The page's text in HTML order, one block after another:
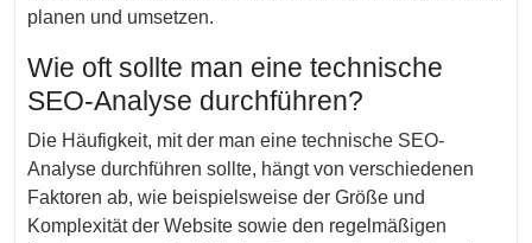
planen und umsetzen.
Wie oft sollte man eine technische
SEO-Analyse durchführen?
Die Häufigkeit, mit der man eine technische SEO-
Analyse durchführen sollte, hängt von verschiedenen
Faktoren ab, wie beispielsweise der Größe und
Komplexität der Website sowie den regelmäßigen